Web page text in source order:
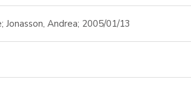
Jonasson, Andrea; 2005/01/13